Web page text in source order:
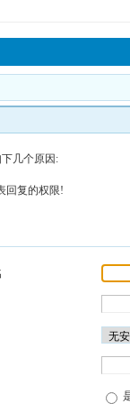
几个原因:
回复的权限!